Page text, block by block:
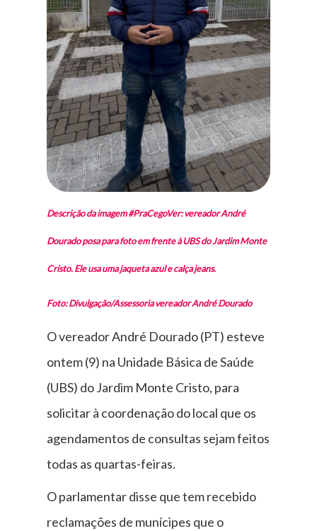
Descrição da imagem #PraCegoVer: vereador André
Dourado posa para foto em frente à UBS do Jardim Monte
Cristo. Ele usa uma jaqueta azul e calça jeans.
Foto: Divulgação/Assessoria vereador André Dourado
O vereador André Dourado (PT) esteve
ontem (9) na Unidade Básica de Saúde
(UBS) do Jardim Monte Cristo, para
solicitar à coordenação do local que os
agendamentos de consultas sejam feitos
todas as quartas-feiras.
O parlamentar disse que tem recebido
reclamações de munícipes que o